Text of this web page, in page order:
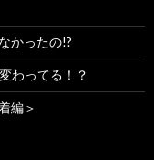
かったの!?
わってる！？
編＞